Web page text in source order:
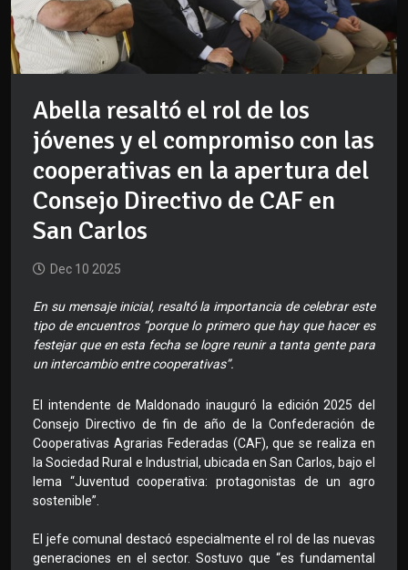
Abella resaltó el rol de los
jóvenes y el compromiso con las
cooperativas en la apertura del
Consejo Directivo de CAF en
San Carlos
Dec 10 2025
En su mensaje inicial, resaltó la importancia de celebrar este
tipo de encuentros “porque lo primero que hay que hacer es
festejar que en esta fecha se logre reunir a tanta gente para
un intercambio entre cooperativas”.
El intendente de Maldonado inauguró la edición 2025 del
Consejo Directivo de fin de año de la Confederación de
Cooperativas Agrarias Federadas (CAF), que se realiza en
la Sociedad Rural e Industrial, ubicada en San Carlos, bajo el
lema “Juventud cooperativa: protagonistas de un agro
sostenible”.
El jefe comunal destacó especialmente el rol de las nuevas
generaciones en el sector. Sostuvo que “es fundamental